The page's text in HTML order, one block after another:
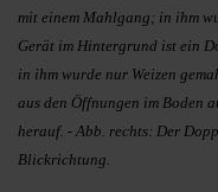
mit einem Mahlgang; in ihm
Gerät im Hintergrund ist ein
in ihm wurde nur Weizen
aus den Öffnungen im Boden
herauf. - Abb. rechts: Der
Blickrichtung.